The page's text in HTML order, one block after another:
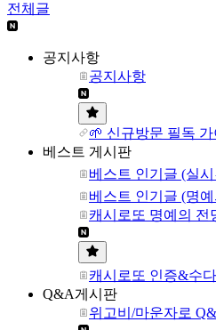
전체글
공지사항
공지사항
🌱 신규방문 필독 가
베스트 게시판
베스트 인기글 (실
베스트 인기글 (명
캐시로또 명예의 전
캐시로또 인증&수다
Q&A게시판
위고비/마운자로